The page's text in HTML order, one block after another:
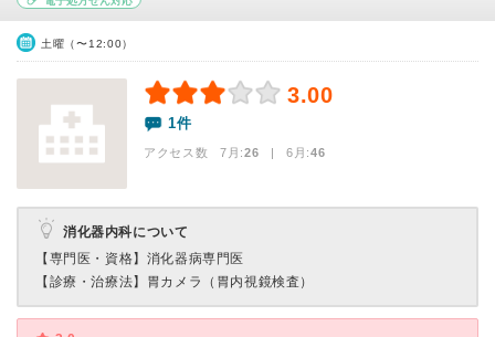
土曜（〜12:00）
3.00
1件
アクセス数 7月:26 | 6月:46
消化器内科について
【専門医・資格】 消化器病専門医
【診療・治療法】 胃カメラ（胃内視鏡検査）